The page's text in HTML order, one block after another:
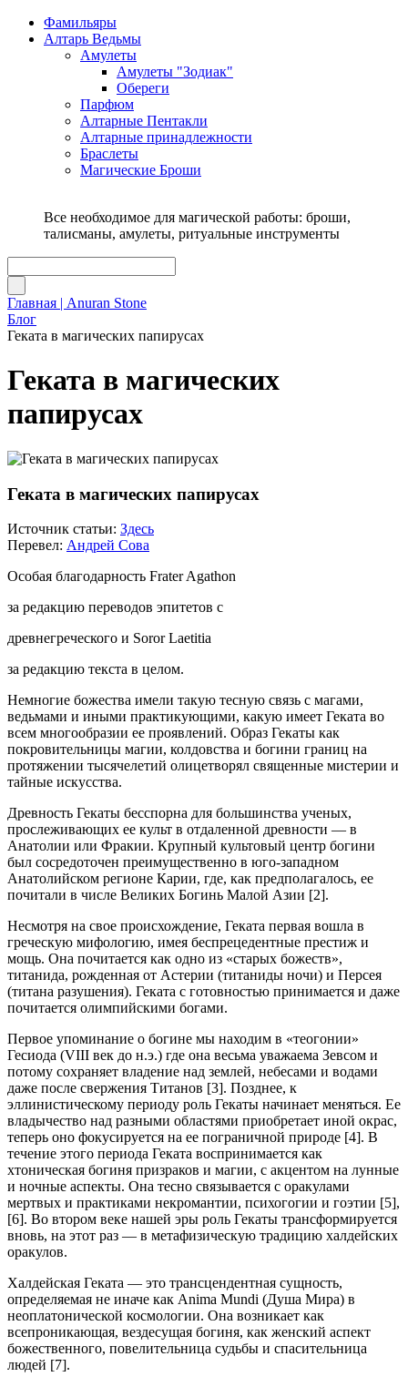
Фамильяры
Алтарь Ведьмы
Амулеты
Амулеты "Зодиак"
Обереги
Парфюм
Алтарные Пентакли
Алтарные принадлежности
Браслеты
Магические Броши
Все необходимое для магической работы: броши,
талисманы, амулеты, ритуальные инструменты
Главная | Anuran Stone
Блог
Геката в магических папирусах
Геката в магических
папирусах
Геката в магических папирусах
Источник статьи: Здесь
Перевел: Андрей Сова
Особая благодарность Frater Agathon
за редакцию переводов эпитетов с
древнегреческого и Soror Laetitia
за редакцию текста в целом.
Немногие божества имели такую тесную связь с магами,
ведьмами и иными практикующими, какую имеет Геката во
всем многообразии ее проявлений. Образ Гекаты как
покровительницы магии, колдовства и богини границ на
протяжении тысячелетий олицетворял священные мистерии и
тайные искусства.
Древность Гекаты бесспорна для большинства ученых,
прослеживающих ее культ в отдаленной древности — в
Анатолии или Фракии. Крупный культовый центр богини
был сосредоточен преимущественно в юго-западном
Анатолийском регионе Карии, где, как предполагалось, ее
почитали в числе Великих Богинь Малой Азии [2].
Несмотря на свое происхождение, Геката первая вошла в
греческую мифологию, имея беспрецедентные престиж и
мощь. Она почитается как одно из «старых божеств»,
титанида, рожденная от Астерии (титаниды ночи) и Персея
(титана разушения). Геката с готовностью принимается и даже
почитается олимпийскими богами.
Первое упоминание о богине мы находим в «теогонии»
Гесиода (VIII век до н.э.) где она весьма уважаема Зевсом и
потому сохраняет владение над землей, небесами и водами
даже после свержения Титанов [3]. Позднее, к
эллинистическому периоду роль Гекаты начинает меняться. Ее
владычество над разными областями приобретает иной окрас,
теперь оно фокусируется на ее пограничной природе [4]. В
течение этого периода Геката воспринимается как
хтоническая богиня призраков и магии, с акцентом на лунные
и ночные аспекты. Она тесно связывается с оракулами
мертвых и практиками некромантии, психогогии и гоэтии [5],
[6]. Во втором веке нашей эры роль Гекаты трансформируется
вновь, на этот раз — в метафизическую традицию халдейских
оракулов.
Халдейская Геката — это трансцендентная сущность,
определяемая не иначе как Anima Mundi (Душа Мира) в
неоплатонической космологии. Она возникает как
всепроникающая, вездесущая богиня, как женский аспект
божественного, повелительница судьбы и спасительница
людей [7].